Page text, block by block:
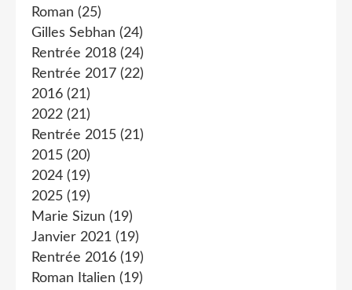
Roman (25)
Gilles Sebhan (24)
Rentrée 2018 (24)
Rentrée 2017 (22)
2016 (21)
2022 (21)
Rentrée 2015 (21)
2015 (20)
2024 (19)
2025 (19)
Marie Sizun (19)
Janvier 2021 (19)
Rentrée 2016 (19)
Roman Italien (19)